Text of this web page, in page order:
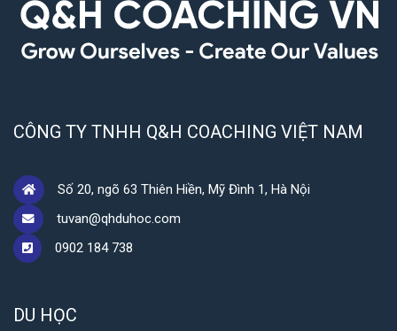
CÔNG TY TNHH Q&H COACHING VIỆT NAM
Số 20, ngõ 63 Thiên Hiền, Mỹ Đình 1, Hà Nội
tuvan@qhduhoc.com
0902 184 738
DU HỌC